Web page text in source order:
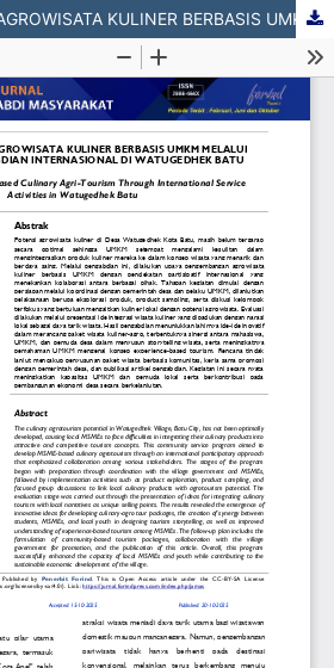
PENGEMBANGAN AGROWISATA KULINER BERBASIS UMKM MELALUI KEGIATAN PENGABDIAN INTERNASIONAL DI WATUGEDHEK BATU